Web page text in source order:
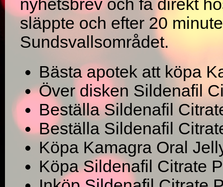
nyhetsbrev och få direkt
släppte och efter 20
Sundsvallsområdet.
Bästa apotek att köpa
Över disken Sildenafil
Beställa Sildenafil
Beställa Sildenafil
Köpa Kamagra Oral
Köpa Sildenafil Citrate